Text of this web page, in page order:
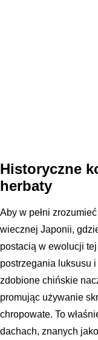
Historyczne
herbaty
Aby w pełni
wiecznej Japonii,
postacią w ewolucji
postrzegania luksusu
zdobione chińskie
promując używanie
chropowate. To
dachach, znanych